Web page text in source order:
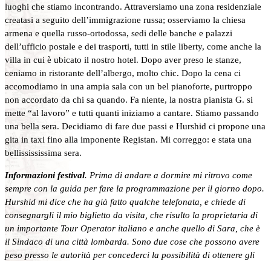
luoghi che stiamo incontrando. Attraversiamo una zona residenziale
creatasi a seguito dell’immigrazione russa; osserviamo la chiesa
armena e quella russo-ortodossa, sedi delle banche e palazzi
dell’ufficio postale e dei trasporti, tutti in stile liberty, come anche la
villa in cui è ubicato il nostro hotel. Dopo aver preso le stanze,
ceniamo in ristorante dell’albergo, molto chic. Dopo la cena ci
accomodiamo in una ampia sala con un bel pianoforte, purtroppo
non accordato da chi sa quando. Fa niente, la nostra pianista G. si
mette “al lavoro” e tutti quanti iniziamo a cantare. Stiamo passando
una bella sera. Decidiamo di fare due passi e Hurshid ci propone una
gita in taxi fino alla imponente Registan. Mi correggo: e stata una
bellissississima sera.
Informazioni festival. Prima di andare a dormire mi ritrovo come
sempre con la guida per fare la programmazione per il giorno dopo.
Hurshid mi dice che ha già fatto qualche telefonata, e chiede di
consegnargli il mio biglietto da visita, che risulto la proprietaria di
un importante Tour Operator italiano e anche quello di Sara, che è
il Sindaco di una città lombarda. Sono due cose che possono avere
peso presso le autorità per concederci la possibilità di ottenere gli